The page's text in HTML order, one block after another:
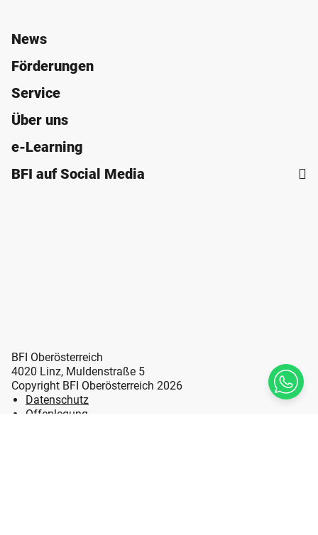
News
Förderungen
Service
Über uns
e-Learning
BFI auf Social Media
BFI Oberösterreich
4020 Linz, Muldenstraße 5
Copyright BFI Oberösterreich 2026
Datenschutz
Offenlegung